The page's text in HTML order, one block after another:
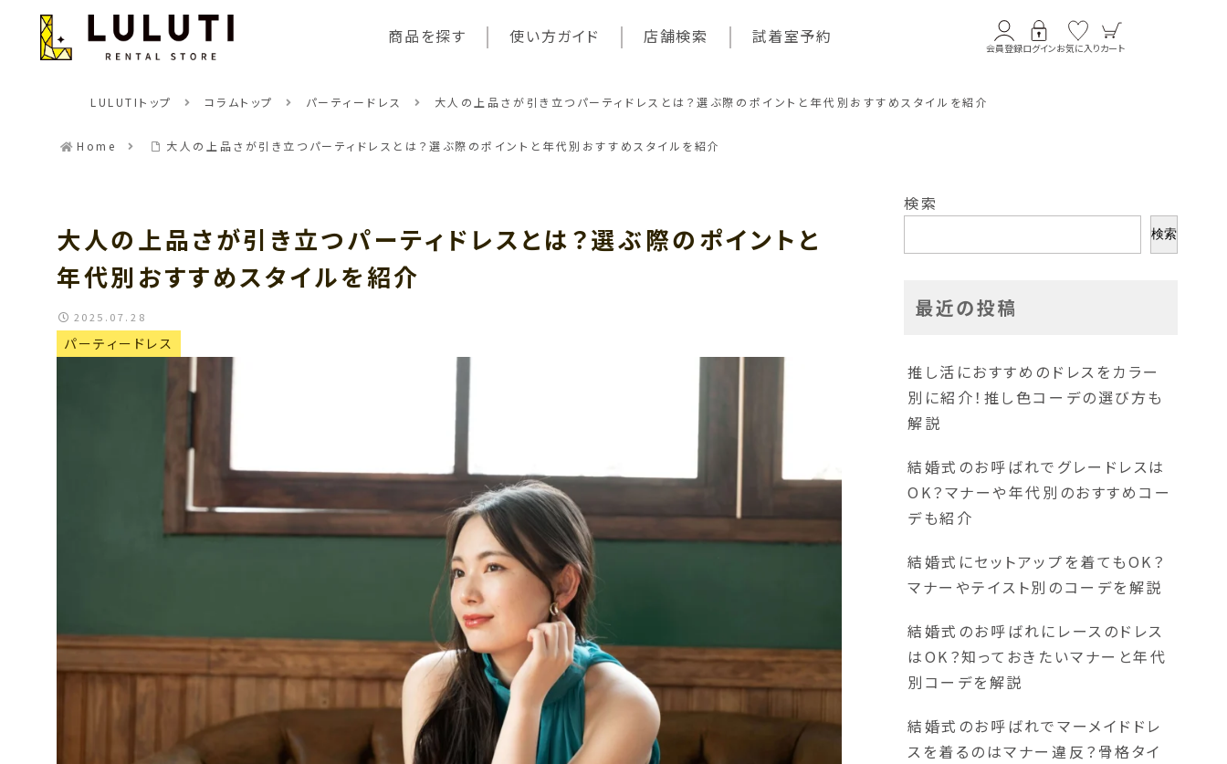
商品を探す 使い方ガイド 店舗検索 試着室予約
会員登録ログインお気に入りカート
LULUTIトップ コラムトップ パーティードレス 大人の上品さが引き立つパーティドレスとは？選ぶ際のポイントと年代別おすすめスタイルを紹介
Home 大人の上品さが引き立つパーティドレスとは？選ぶ際のポイントと年代別おすすめスタイルを紹介
大人の上品さが引き立つパーティドレスとは？選ぶ際のポイントと
年代別おすすめスタイルを紹介
パーティードレス
2025.07.28
検索
検索
最近の投稿
推し活におすすめのドレスをカラー
別に紹介！推し色コーデの選び方も
解説
結婚式のお呼ばれでグレードレスは
OK？マナーや年代別のおすすめコー
デも紹介
結婚式にセットアップを着てもOK？
マナーやテイスト別のコーデを解説
結婚式のお呼ばれにレースのドレス
はOK？知っておきたいマナーと年代
別コーデを解説
結婚式のお呼ばれでマーメイドドレ
スを着るのはマナー違反？骨格タイ